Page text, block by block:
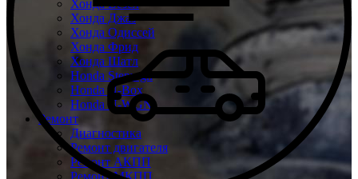
Хонда Везел
Хонда Джаз
Хонда Одиссей
Хонда Фрид
Хонда Шатл
Honda Stepwgn
Honda N-Box
Honda N-WGN
Ремонт
Диагностика
Ремонт двигателя
Ремонт АКПП
Ремонт МКПП